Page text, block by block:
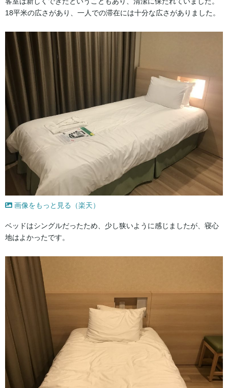
18平米の広さがあり、一人での滞在には十分な広さがありました。
画像をもっと見る（楽天）
ベッドはシングルだったため、少し狭いように感じましたが、寝心
地はよかったです。